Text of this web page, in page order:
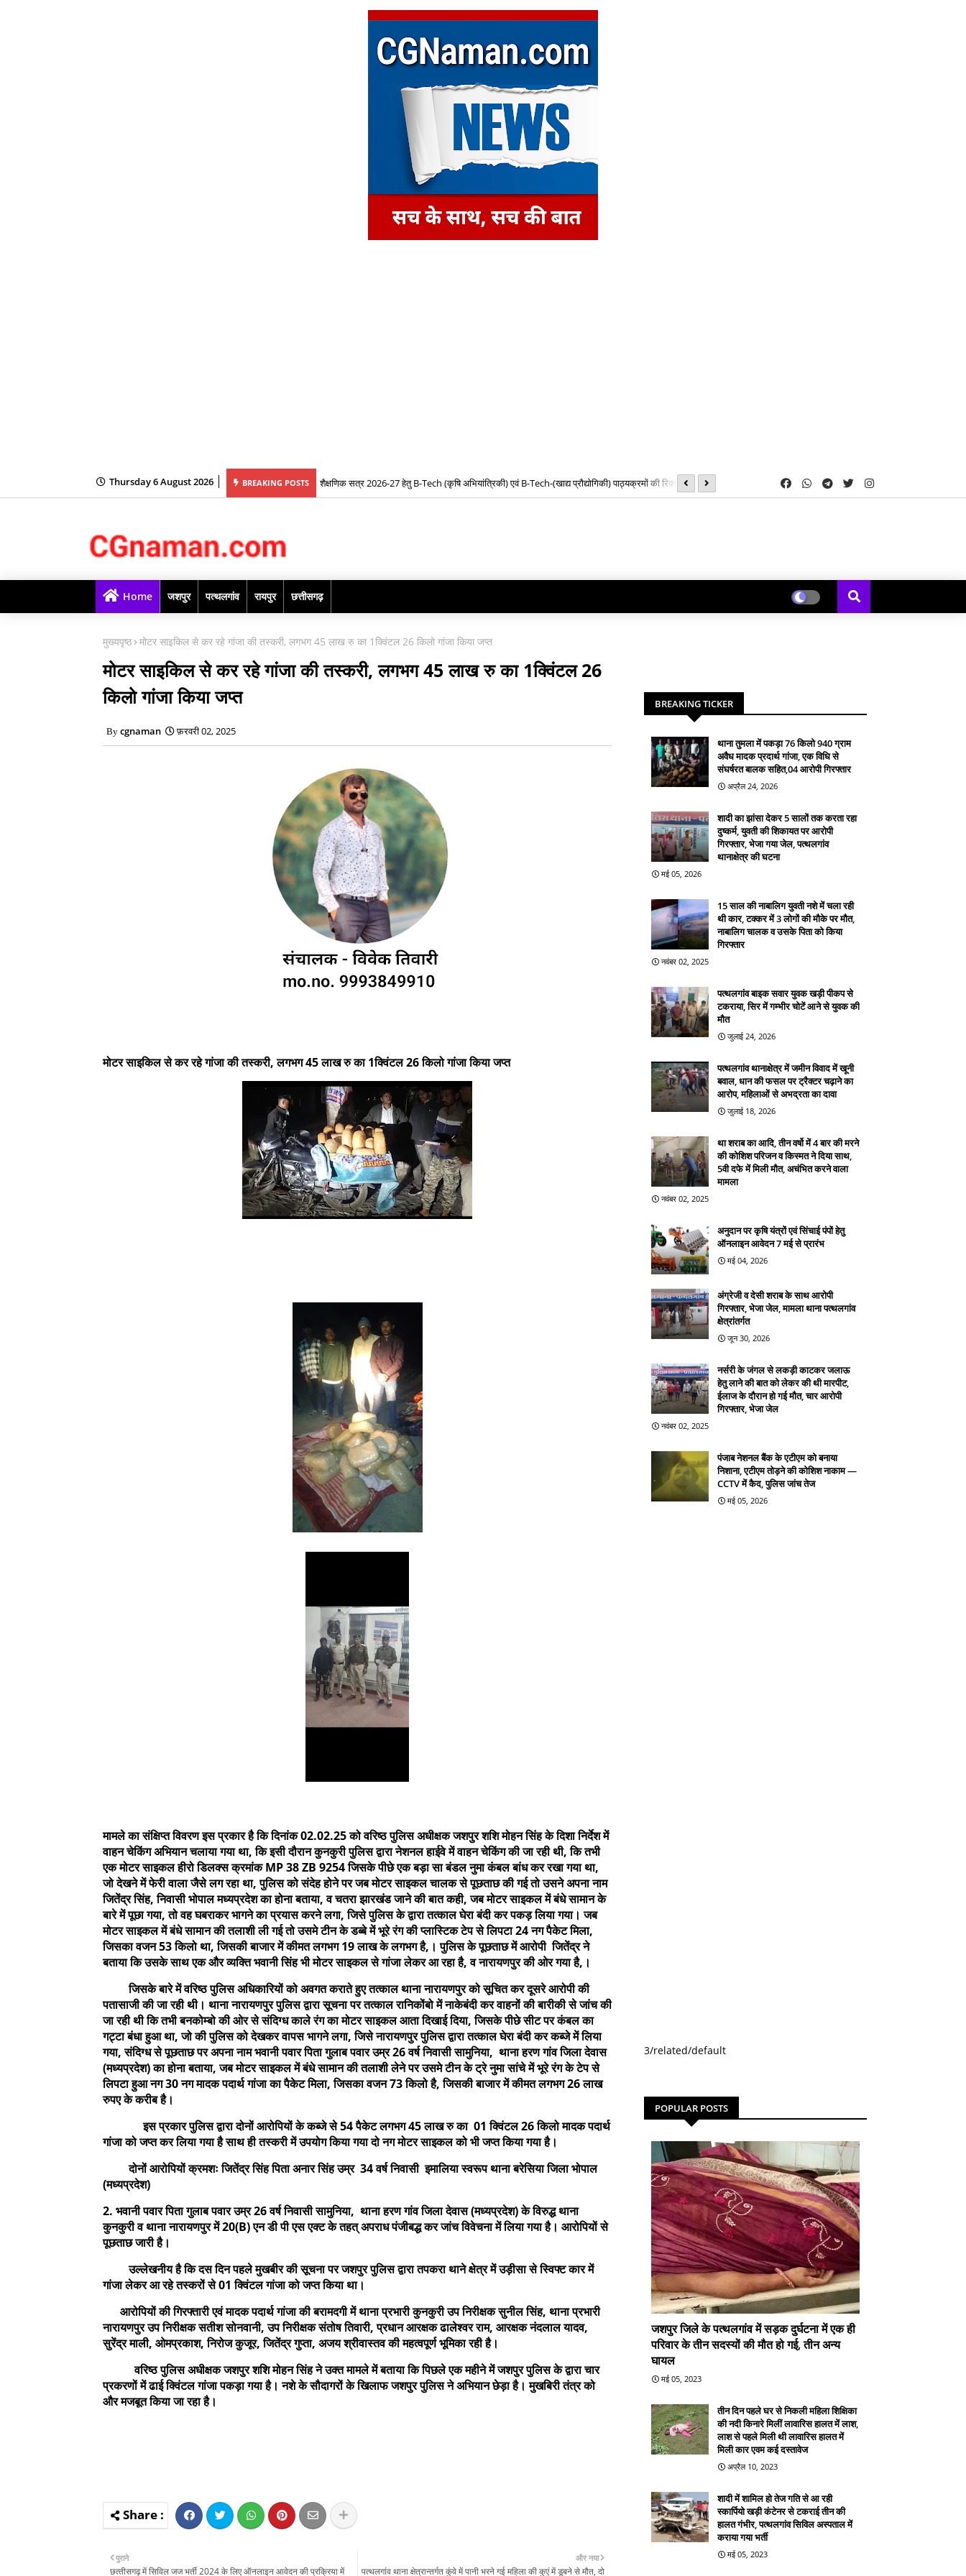
Thursday 6 August 2026 BREAKING POSTS
शैक्षणिक सत्र 2026-27 हेतु B-Tech (कृषि अभियांत्रिकी) एवं B-Tech-(खाद्य प्रौद्योगिकी) पाठ्यक्रमों की रिक्त सीटों पर
प्रवेश के लिए द्वितीय चरण ऑनलाइन काउंसिलिंग प्रारंभ
08, 09 एवं 16 अगस्त को होगी शीघ्रलेखन एवं कम्प्यूटर मुद्रलेखन कौशल परीक्षा
IDBI बैंक की CSR पहल से जशपुर के 8 विद्यालयों में शुरू हुई स्मार्ट क्लास,
Home जशपुर पत्थलगांव रायपुर छत्तीसगढ़
मुख्यपृष्ठ मोटर साइकिल से कर रहे गांजा की तस्करी, लगभग 45 लाख रु का 1क्विंटल 26 किलो गांजा किया जप्त
मोटर साइकिल से कर रहे गांजा की तस्करी, लगभग 45 लाख रु का 1क्विंटल 26
किलो गांजा किया जप्त
cgnaman फ़रवरी 02, 2025
मोटर साइकिल से कर रहे गांजा की तस्करी, लगभग 45 लाख रु का 1क्विंटल 26 किलो गांजा किया जप्त
मामले का संक्षिप्त विवरण इस प्रकार है कि दिनांक 02.02.25 को वरिष्ठ पुलिस अधीक्षक जशपुर शशि मोहन सिंह के दिशा निर्देश में
वाहन चेकिंग अभियान चलाया गया था, कि इसी दौरान कुनकुरी पुलिस द्वारा नेशनल हाईवे में वाहन चेकिंग की जा रही थी, कि तभी
एक मोटर साइकल हीरो डिलक्स क्रमांक MP 38 ZB 9254 जिसके पीछे एक बड़ा सा बंडल नुमा कंबल बांध कर रखा गया था,
जो देखने में फेरी वाला जैसे लग रहा था, पुलिस को संदेह होने पर जब मोटर साइकल चालक से पूछताछ की गई तो उसने अपना नाम
जितेंद्र सिंह, निवासी भोपाल मध्यप्रदेश का होना बताया, व चतरा झारखंड जाने की बात कही, जब मोटर साइकल में बंधे सामान के
बारे में पूछा गया, तो वह घबराकर भागने का प्रयास करने लगा, जिसे पुलिस के द्वारा तत्काल घेरा बंदी कर पकड़ लिया गया। जब
मोटर साइकल में बंधे सामान की तलाशी ली गई तो उसमे टीन के डब्बे में भूरे रंग की प्लास्टिक टेप से लिपटा 24 नग पैकेट मिला,
जिसका वजन 53 किलो था, जिसकी बाजार में कीमत लगभग 19 लाख के लगभग है,। पुलिस के पूछताछ में आरोपी जितेंद्र ने
बताया कि उसके साथ एक और व्यक्ति भवानी सिंह भी मोटर साइकल से गांजा लेकर आ रहा है, व नारायणपुर की ओर गया है,।
जिसके बारे में वरिष्ठ पुलिस अधिकारियों को अवगत कराते हुए तत्काल थाना नारायणपुर को सूचित कर दूसरे आरोपी की
पतासाजी की जा रही थी। थाना नारायणपुर पुलिस द्वारा सूचना पर तत्काल रानिकोंबो में नाकेबंदी कर वाहनों की बारीकी से जांच की
जा रही थी कि तभी बनकोम्बो की ओर से संदिग्ध काले रंग का मोटर साइकल आता दिखाई दिया, जिसके पीछे सीट पर कंबल का
गट्टा बंधा हुआ था, जो की पुलिस को देखकर वापस भागने लगा, जिसे नारायणपुर पुलिस द्वारा तत्काल घेरा बंदी कर कब्जे में लिया
गया, संदिग्ध से पूछताछ पर अपना नाम भवानी पवार पिता गुलाब पवार उम्र 26 वर्ष निवासी सामुनिया, थाना हरण गांव जिला देवास
(मध्यप्रदेश) का होना बताया, जब मोटर साइकल में बंधे सामान की तलाशी लेने पर उसमे टीन के ट्रे नुमा सांचे में भूरे रंग के टेप से
लिपटा हुआ नग 30 नग मादक पदार्थ गांजा का पैकेट मिला, जिसका वजन 73 किलो है, जिसकी बाजार में कीमत लगभग 26 लाख
रुपए के करीब है।
इस प्रकार पुलिस द्वारा दोनों आरोपियों के कब्जे से 54 पैकेट लगभग 45 लाख रु का 01 क्विंटल 26 किलो मादक पदार्थ
गांजा को जप्त कर लिया गया है साथ ही तस्करी में उपयोग किया गया दो नग मोटर साइकल को भी जप्त किया गया है।
दोनों आरोपियों क्रमशः जितेंद्र सिंह पिता अनार सिंह उम्र 34 वर्ष निवासी इमालिया स्वरूप थाना बरेसिया जिला भोपाल
(मध्यप्रदेश)
2. भवानी पवार पिता गुलाब पवार उम्र 26 वर्ष निवासी सामुनिया, थाना हरण गांव जिला देवास (मध्यप्रदेश) के विरुद्ध थाना
कुनकुरी व थाना नारायणपुर में 20(B) एन डी पी एस एक्ट के तहत् अपराध पंजीबद्ध कर जांच विवेचना में लिया गया है। आरोपियों से
पूछताछ जारी है।
उल्लेखनीय है कि दस दिन पहले मुखबीर की सूचना पर जशपुर पुलिस द्वारा तपकरा थाने क्षेत्र में उड़ीसा से स्विफ्ट कार में
गांजा लेकर आ रहे तस्करों से 01 क्विंटल गांजा को जप्त किया था।
आरोपियों की गिरफ्तारी एवं मादक पदार्थ गांजा की बरामदगी में थाना प्रभारी कुनकुरी उप निरीक्षक सुनील सिंह, थाना प्रभारी
नारायणपुर उप निरीक्षक सतीश सोनवानी, उप निरीक्षक संतोष तिवारी, प्रधान आरक्षक ढालेश्वर राम, आरक्षक नंदलाल यादव,
सुरेंद्र माली, ओमप्रकाश, निरोज कुजूर, जितेंद्र गुप्ता, अजय श्रीवास्तव की महत्वपूर्ण भूमिका रही है।
वरिष्ठ पुलिस अधीक्षक जशपुर शशि मोहन सिंह ने उक्त मामले में बताया कि पिछले एक महीने में जशपुर पुलिस के द्वारा चार
प्रकरणों में ढाई क्विंटल गांजा पकड़ा गया है। नशे के सौदागरों के खिलाफ जशपुर पुलिस ने अभियान छेड़ा है। मुखबिरी तंत्र को
और मजबूत किया जा रहा है।
और नया
पत्थलगांव थाना क्षेत्रान्तर्गत कुंवे में पानी भरने गई महिला की कुएं में डूबने से मौत, दो
पुराने
छत्‍तीसगढ़ में सिविल जज भर्ती 2024 के लिए ऑनलाइन आवेदन की प्रक्रिया में
BREAKING TICKER
थाना तुमला में पकड़ा 76 किलो 940 ग्राम
अवैध मादक प्रदार्थ गांजा, एक विधि से
संघर्षरत बालक सहित,04 आरोपी गिरफ्तार
अप्रैल 24, 2026
शादी का झांसा देकर 5 सालों तक करता रहा
दुष्कर्म, युवती की शिकायत पर आरोपी
गिरफ्तार, भेजा गया जेल, पत्थलगांव
थानाक्षेत्र की घटना
मई 05, 2026
15 साल की नाबालिग युवती नशे में चला रही
थी कार, टक्कर में 3 लोगों की मौके पर मौत,
नाबालिग चालक व उसके पिता को किया
गिरफ्तार
नवंबर 02, 2025
पत्थलगांव बाइक सवार युवक खड़ी पीकप से
टकराया, सिर में गम्भीर चोटें आने से युवक की
मौत
जुलाई 24, 2026
पत्थलगांव थानाक्षेत्र में जमीन विवाद में खूनी
बवाल, धान की फसल पर ट्रैक्टर चढ़ाने का
आरोप, महिलाओं से अभद्रता का दावा
जुलाई 18, 2026
था शराब का आदि, तीन वर्षो में 4 बार की मरने
की कोशिश परिजन व किस्मत ने दिया साथ,
5वी दफे में मिली मौत, अचंभित करने वाला
मामला
नवंबर 02, 2025
अनुदान पर कृषि यंत्रों एवं सिंचाई पंपों हेतु
ऑनलाइन आवेदन 7 मई से प्रारंभ
मई 04, 2026
अंग्रेजी व देसी शराब के साथ आरोपी
गिरफ्तार, भेजा जेल, मामला थाना पत्थलगांव
क्षेत्रांतर्गत
जून 30, 2026
नर्सरी के जंगल से लकड़ी काटकर जलाऊ
हेतु लाने की बात को लेकर की थी मारपीट,
ईलाज के दौरान हो गई मौत, चार आरोपी
गिरफ्तार, भेजा जेल
नवंबर 02, 2025
पंजाब नेशनल बैंक के एटीएम को बनाया
निशाना, एटीएम तोड़ने की कोशिश नाकाम —
CCTV में कैद, पुलिस जांच तेज
मई 05, 2026
3/related/default
POPULAR POSTS
जशपुर जिले के पत्थलगांव में सड़क दुर्घटना में एक ही
परिवार के तीन सदस्यों की मौत हो गई, तीन अन्य
घायल
मई 05, 2023
तीन दिन पहले घर से निकली महिला शिक्षिका
की नदी किनारे मिलीं लावारिस हालत में लाश,
लाश से पहले मिली थी लावारिस हालत में
मिली कार एवम कई दस्तावेज
अप्रैल 10, 2023
शादी में शामिल हो तेज गति से आ रही
स्कार्पियो खड़ी कंटेनर से टकराई तीन की
हालत गंभीर, पत्थलगांव सिविल अस्पताल में
कराया गया भर्ती
मई 05, 2023